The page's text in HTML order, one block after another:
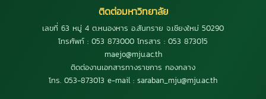
ติดต่อมหาวิทยาลัย
เลขที่ 63 หมู่ 4 ต.หนองหาร อ.สันทราย จ.เชียงใหม่ 50290
โทรศัพท์ : 053 873000 โทรสาร : 053 873015
maejo@mju.ac.th
ติดต่องานเอกสารทางราชการ กองกลาง
โทร. 053-873013 e-mail : saraban_mju@mju.ac.th